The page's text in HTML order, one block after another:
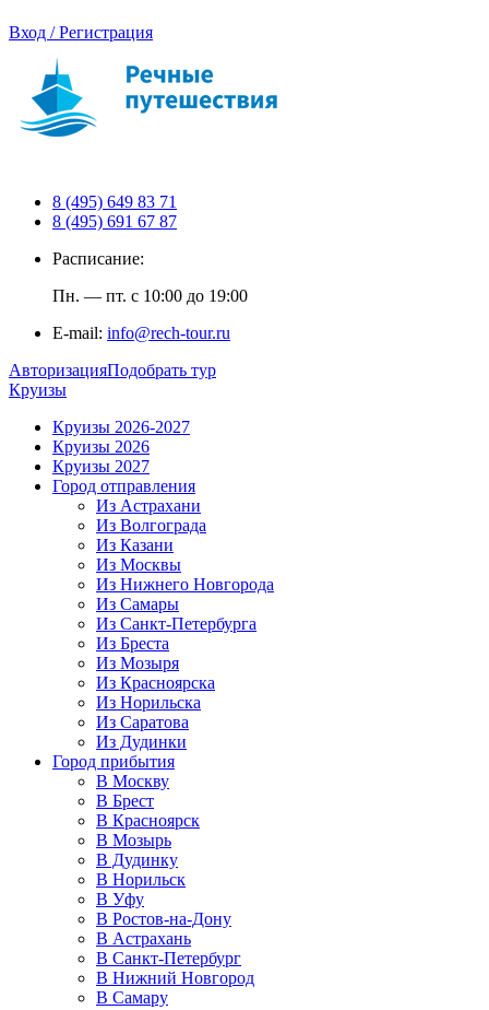
Вход / Регистрация
8 (495) 649 83 71
8 (495) 691 67 87
Расписание:
Пн. — пт. с 10:00 до 19:00
E-mail: info@rech-tour.ru
АвторизацияПодобрать тур
Круизы
Круизы 2026-2027
Круизы 2026
Круизы 2027
Город отправления
Из Астрахани
Из Волгограда
Из Казани
Из Москвы
Из Нижнего Новгорода
Из Самары
Из Санкт-Петербурга
Из Бреста
Из Мозыря
Из Красноярска
Из Норильска
Из Саратова
Из Дудинки
Город прибытия
В Москву
В Брест
В Красноярск
В Мозырь
В Дудинку
В Норильск
В Уфу
В Ростов-на-Дону
В Астрахань
В Санкт-Петербург
В Нижний Новгород
В Самару